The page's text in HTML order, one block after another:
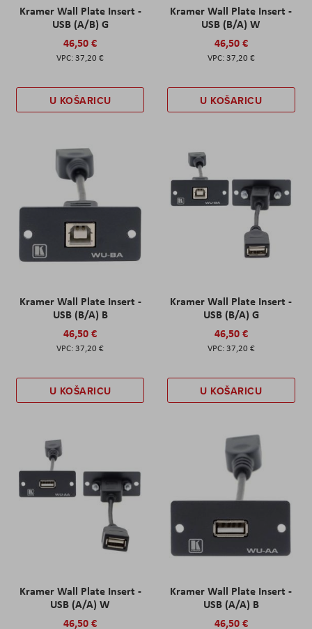
Kramer Wall Plate Insert -
USB (A/B) G
46,50 €
37,20 €
U KOŠARICU
Kramer Wall Plate Insert -
USB (B/A) W
46,50 €
37,20 €
U KOŠARICU
Kramer Wall Plate Insert -
USB (B/A) B
46,50 €
37,20 €
U KOŠARICU
Kramer Wall Plate Insert -
USB (B/A) G
46,50 €
37,20 €
U KOŠARICU
Kramer Wall Plate Insert -
USB (A/A) W
46,50 €
Kramer Wall Plate Insert -
USB (A/A) B
46,50 €